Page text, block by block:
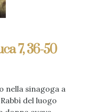
7, 36-50
nella sinagoga a
del luogo